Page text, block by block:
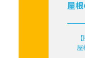
屋
屋